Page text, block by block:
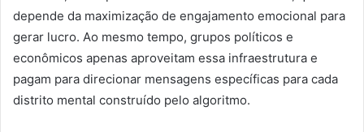
depende da maximização de engajamento emocional para
gerar lucro. Ao mesmo tempo, grupos políticos e
econômicos apenas aproveitam essa infraestrutura e
pagam para direcionar mensagens específicas para cada
distrito mental construído pelo algoritmo.